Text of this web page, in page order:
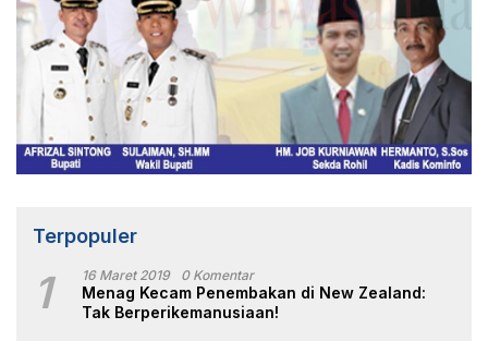
Terpopuler
1 16 Maret 2019 0 Komentar
Menag Kecam Penembakan di New Zealand:
Tak Berperikemanusiaan!